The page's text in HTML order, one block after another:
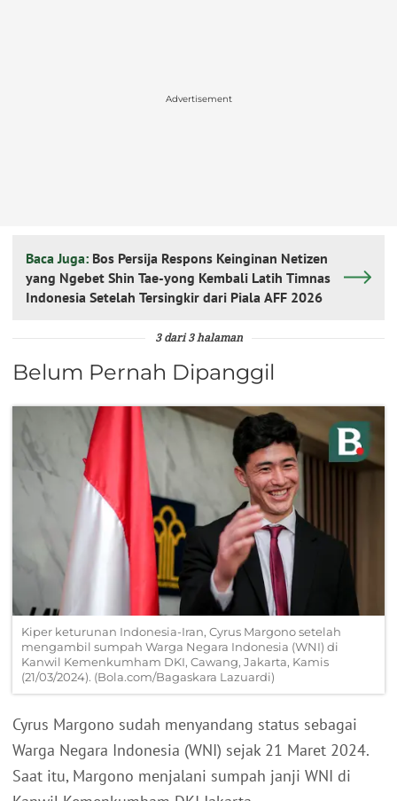
Advertisement
Baca Juga: Bos Persija Respons Keinginan Netizen
yang Ngebet Shin Tae-yong Kembali Latih Timnas
Indonesia Setelah Tersingkir dari Piala AFF 2026
3 dari 3 halaman
Belum Pernah Dipanggil
Kiper keturunan Indonesia-Iran, Cyrus Margono setelah
mengambil sumpah Warga Negara Indonesia (WNI) di
Kanwil Kemenkumham DKI, Cawang, Jakarta, Kamis
(21/03/2024). (Bola.com/Bagaskara Lazuardi)
Cyrus Margono sudah menyandang status sebagai
Warga Negara Indonesia (WNI) sejak 21 Maret 2024.
Saat itu, Margono menjalani sumpah janji WNI di